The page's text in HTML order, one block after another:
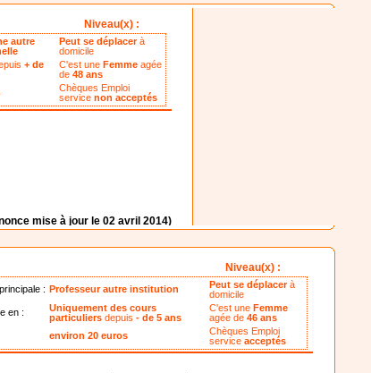
Niveau(x) :
autre
Peut se déplacerà
domicile
+ de
C'est une Femme agée
de48 ans
Chèques Emploi
servicenon acceptés
mise à jour le 02 avril 2014)
Niveau(x) :
: Professeur autre institution Peut se déplacerà
domicile
en :
Uniquement des cours
particuliers depuis- de 5 ans
C'est uneFemme
agée de46 ans
environ 20 euros
Chèques Emploi
serviceacceptés